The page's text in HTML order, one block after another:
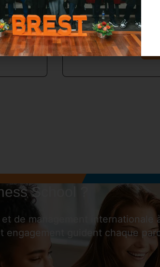
des postes stratégiques
humaines.
School ?
de management internationale
engagement guident chaque